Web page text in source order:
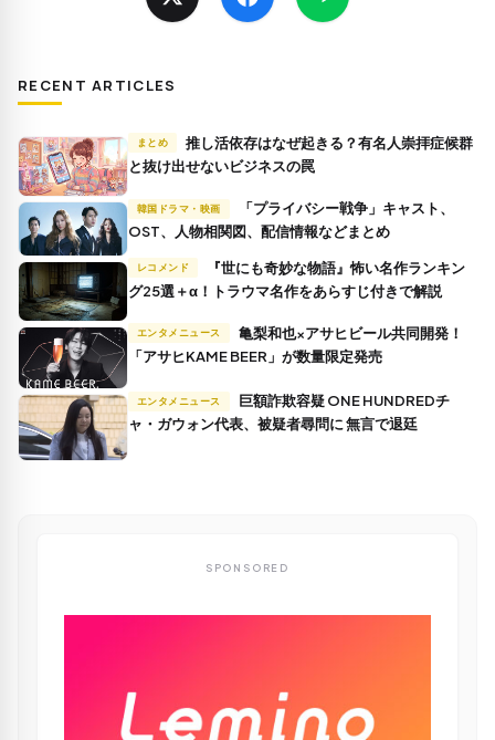
RECENT ARTICLES
まとめ
推し活依存はなぜ起きる？有名人崇拝症候群
と抜け出せないビジネスの罠
韓国ドラマ・映画
OST、人物相関図、配信情報などまとめ
レコメンド
グ25選＋α！トラウマ名作をあらすじ付きで解説
エンタメニュース
「アサヒKAME BEER」が数量限定発売
エンタメニュース
ャ・ガウォン代表、被疑者尋問に 無言で退廷
SPONSORED